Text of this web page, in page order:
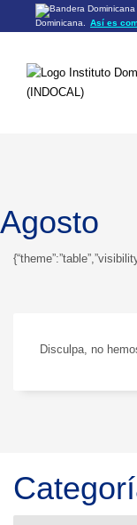
Dominicana.
Así es
Los sitios
Los sitios
HTTPS
Agosto
Disculpa, no